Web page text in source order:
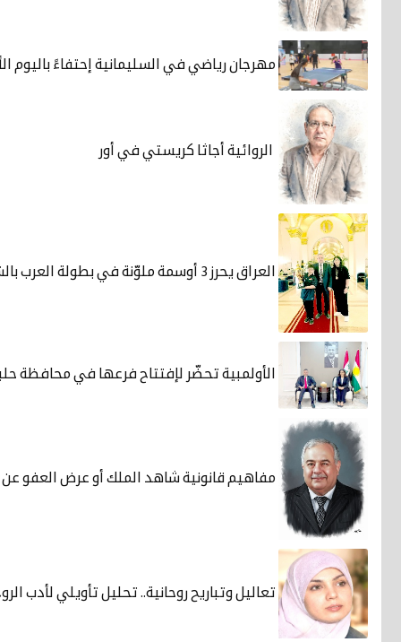
مهرجان رياضي في السليمانية إحتفاءً باليوم
الروائية أجاثا كريستي في أور
العراق يحرز 3 أوسمة ملوّنة في بطولة العرب بالشطرنج
الأولمبية تحضّر لإفتتاح فرعها في محافظة
مفاهيم قانونية شاهد الملك أو عرض العفو
تعاليل وتباريح روحانية.. تحليل تأويلي لأدب